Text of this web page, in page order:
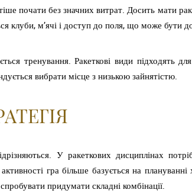
почати без значних витрат. Досить мати
клуби, м’ячі і доступ до поля, що може бути
тренування. Ракеткові види підходять
вибрати місце з низькою зайнятістю.
У ракеткових дисциплінах
гра більше базується на
придумати складні комбінації.